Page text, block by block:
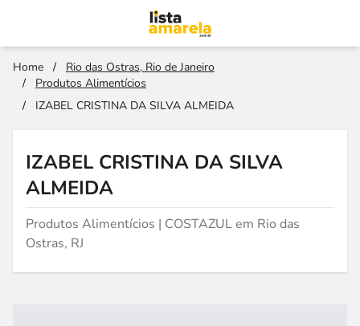
Home /
Rio das Ostras, Rio de Janeiro
/
Produtos Alimentícios
/
IZABEL CRISTINA DA SILVA ALMEIDA
IZABEL CRISTINA DA SILVA
ALMEIDA
Produtos Alimentícios | COSTAZUL em Rio das
Ostras, RJ